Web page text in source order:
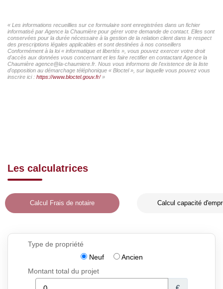
« Les informations recueillies sur ce formulaire sont enregistrées dans un fichier
informatisé par Agence la Chaumière pour gérer votre demande de contact. Elles sont
conservées pour la durée nécessaire à la gestion de la relation client dans le respect
des prescriptions légales applicables et sont destinées à nos conseillers
Conformément à la loi « informatique et libertés », vous pouvez exercer votre droit
d'accès aux données vous concernant et les faire rectifier en contactant Agence la
Chaumière agence@la-chaumiere.fr. Nous vous informons de l'existence de la liste
d'opposition au démarchage téléphonique « Bloctel », sur laquelle vous pouvez vous
inscrire ici : https://www.bloctel.gouv.fr/»
Les calculatrices
Calcul Frais de notaire Calcul capacité